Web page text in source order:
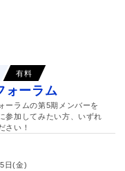
有料
ォーラム
ーラムの第5期メンバーを
参加してみたい方、いずれ
さい！
日(金)